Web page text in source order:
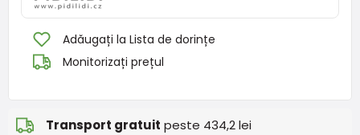
Adăugați la Lista de dorințe
Monitorizați prețul
Transport gratuit peste 434,2 lei